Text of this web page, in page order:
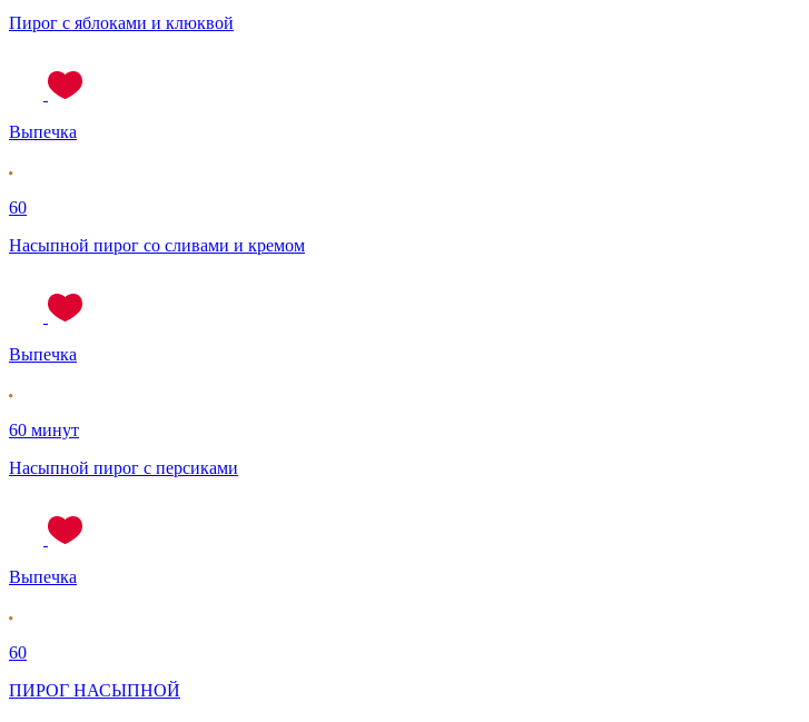
Пирог с яблоками и клюквой
Выпечка
60
Насыпной пирог со сливами и кремом
Выпечка
60 минут
Насыпной пирог с персиками
Выпечка
60
ПИРОГ НАСЫПНОЙ